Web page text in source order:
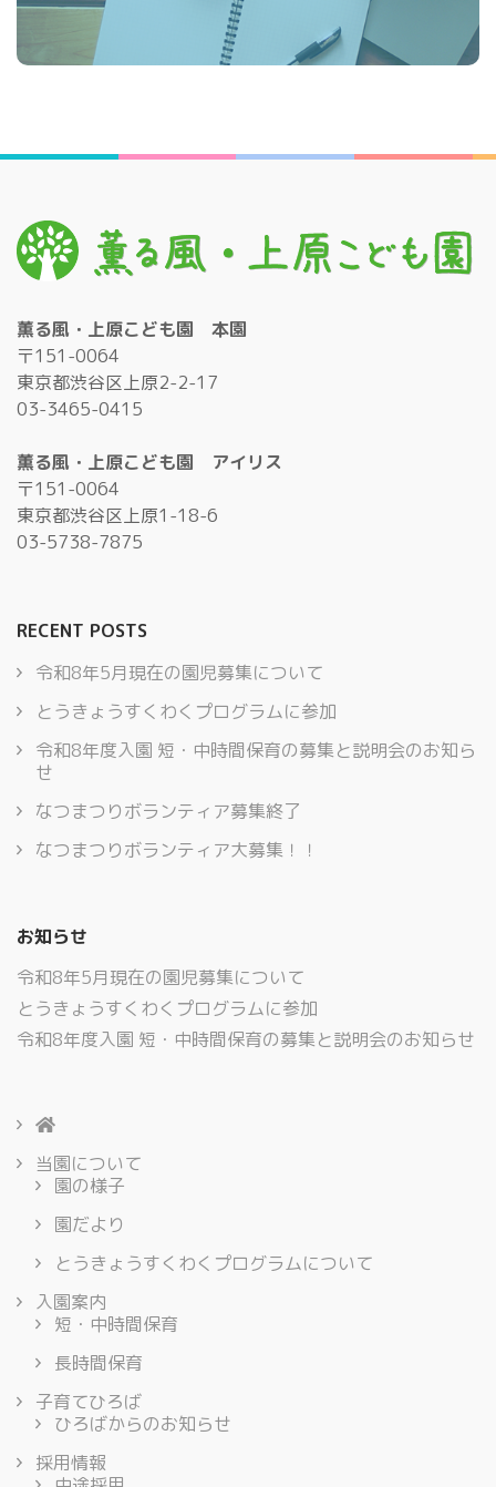
薫る風・上原こども園 本園
〒151-0064
東京都渋谷区上原2-2-17
03-3465-0415
薫る風・上原こども園 アイリス
〒151-0064
東京都渋谷区上原1-18-6
03-5738-7875
RECENT POSTS
令和8年5月現在の園児募集について
とうきょうすくわくプログラムに参加
令和8年度入園 短・中時間保育の募集と説明会のお知ら
せ
なつまつりボランティア募集終了
なつまつりボランティア大募集！！
お知らせ
令和8年5月現在の園児募集について
とうきょうすくわくプログラムに参加
令和8年度入園 短・中時間保育の募集と説明会のお知らせ
当園について
園の様子
園だより
とうきょうすくわくプログラムについて
入園案内
短・中時間保育
長時間保育
子育てひろば
ひろばからのお知らせ
採用情報